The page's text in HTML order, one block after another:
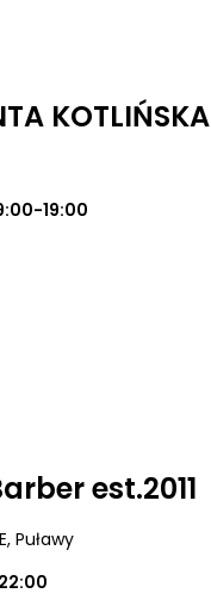
KOTLIŃSKA
19:00
est.2011
, Puławy